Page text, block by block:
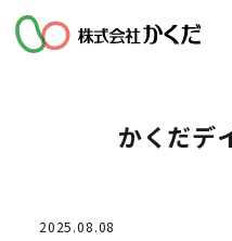
かくだデ
2025.08.08